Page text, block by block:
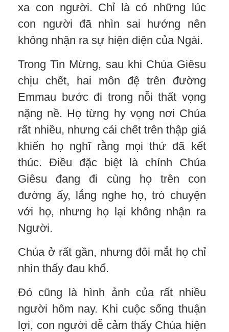
xa con người. Chỉ là có những lúc
con người đã nhìn sai hướng nên
không nhận ra sự hiện diện của Ngài.
Trong Tin Mừng, sau khi Chúa Giêsu
chịu chết, hai môn đệ trên đường
Emmau bước đi trong nỗi thất vọng
nặng nề. Họ từng hy vọng nơi Chúa
rất nhiều, nhưng cái chết trên thập giá
khiến họ nghĩ rằng mọi thứ đã kết
thúc. Điều đặc biệt là chính Chúa
Giêsu đang đi cùng họ trên con
đường ấy, lắng nghe họ, trò chuyện
với họ, nhưng họ lại không nhận ra
Người.
Chúa ở rất gần, nhưng đôi mắt họ chỉ
nhìn thấy đau khổ.
Đó cũng là hình ảnh của rất nhiều
người hôm nay. Khi cuộc sống thuận
lợi, con người dễ cảm thấy Chúa hiện